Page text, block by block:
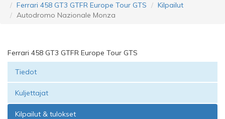
Ferrari 458 GT3 GTFR Europe Tour GTS
Kilpailut
Autodromo Nazionale Monza
Ferrari 458 GT3 GTFR Europe Tour GTS
Tiedot
Kuljettajat
Kilpailut & tulokset